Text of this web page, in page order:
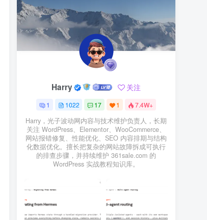
Harry 关注
1 1022 17 1 7.4W+
Harry，光子波动网内容与技术维护负责人，长期
关注 WordPress、Elementor、WooCommerce、
网站报错修复、性能优化、SEO 内容排期与结构
化数据优化。擅长把复杂的网站故障拆成可执行
的排查步骤，并持续维护 361sale.com 的
WordPress 实战教程知识库。